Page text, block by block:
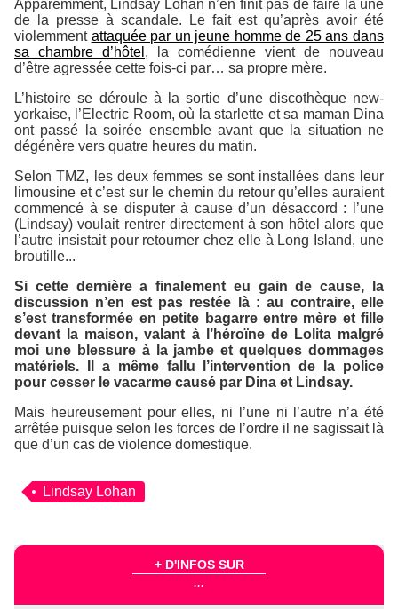
Apparemment, Lindsay Lohan n’en finit pas de faire la une
de la presse à scandale. Le fait est qu’après avoir été
violemment attaquée par un jeune homme de 25 ans dans
sa chambre d’hôtel , la comédienne vient de nouveau
d’être agressée cette fois-ci par… sa propre mère.
L’histoire se déroule à la sortie d’une discothèque new-
yorkaise, l’Electric Room, où la starlette et sa maman Dina
ont passé la soirée ensemble avant que la situation ne
dégénère vers quatre heures du matin.
Selon TMZ, les deux femmes se sont installées dans leur
limousine et c’est sur le chemin du retour qu’elles auraient
commencé à se disputer à cause d’un désaccord : l’une
(Lindsay) voulait rentrer directement à son hôtel alors que
l’autre insistait pour retourner chez elle à Long Island, une
broutille...
Si cette dernière a finalement eu gain de cause, la
discussion n’en est pas restée là : au contraire, elle
s’est transformée en petite bagarre entre mère et fille
devant la maison, valant à l’héroïne de Lolita malgré
moi une blessure à la jambe et quelques dommages
matériels. Il a même fallu l’intervention de la police
pour cesser le vacarme causé par Dina et Lindsay.
Mais heureusement pour elles, ni l’une ni l’autre n’a été
arrêtée puisque selon les forces de l’ordre il ne sagissait là
que d’un cas de violence domestique.
Lindsay Lohan
+ D'INFOS SUR
...